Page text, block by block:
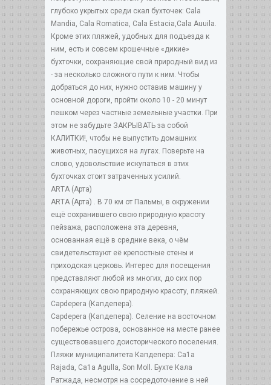
глубоко укрытых среди скал бухточек: Сala
Маndia, Саla Romatica, Cala Estacia,Cala Аuuila.
Кроме этих пляжей, удобных для подъезда к
ним, есть и совсем крошечные «дикие»
бухточки, сохраняющие свой природный вид из
- за несколько сложного пути к ним. Чтобы
добраться до них, нужно оставив машину у
основной дороги, пройти около 10 - 20 минут
пешком через частные земельные участки. При
этом не забудьте ЗАКРЫВАТЬ за собой
КАЛИТКИ!, чтобы не выпустить домашних
животных, пасущихся на лугах. Поверьте на
слово, удовольствие искупаться в этих
бухточках стоит затраченных усилий.
АRTA (Арта)
АRTA (Арта) . В 70 км от Пальмы, в окружении
ещё сохранившего свою природную красоту
пейзажа, расположена эта деревня,
основанная ещё в средние века, о чём
свидетельствуют её крепостные стены и
приходская церковь. Интерес для посещения
представляют любой из многих, до сих пор
сохраняющих свою природную красоту, пляжей.
Сарdepera (Капдепера).
Сарdepera (Капдепера). Селение на восточном
побережье острова, основанное на месте ранее
существовавшего доисторического поселения.
Пляжи муниципалитета Капдепера: Са1а
Rajada, Са1а Аgullа, Son Moll. Бухте Кала
Ратжада, несмотря на сосредоточение в ней